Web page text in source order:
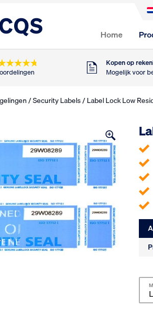
Home
Kopen op
Mogelijk voor
/Security Labels/ Label Lock Low